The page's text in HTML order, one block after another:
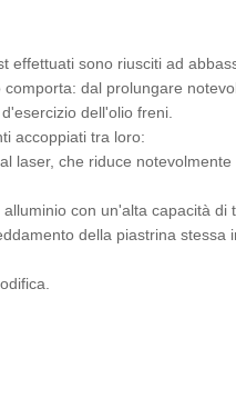
effettuati sono riusciti ad
dal prolungare
dell'olio freni.
accoppiati tra loro:
laser, che riduce
con un'alta capacità
della piastrina stessa